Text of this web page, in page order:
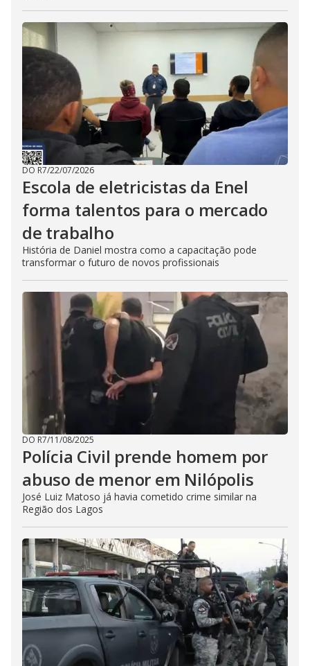
DO R7/22/07/2026
Escola de eletricistas da Enel
forma talentos para o mercado
de trabalho
História de Daniel mostra como a capacitação pode
transformar o futuro de novos profissionais
DO R7/11/08/2025
Polícia Civil prende homem por
abuso de menor em Nilópolis
José Luiz Matoso já havia cometido crime similar na
Região dos Lagos